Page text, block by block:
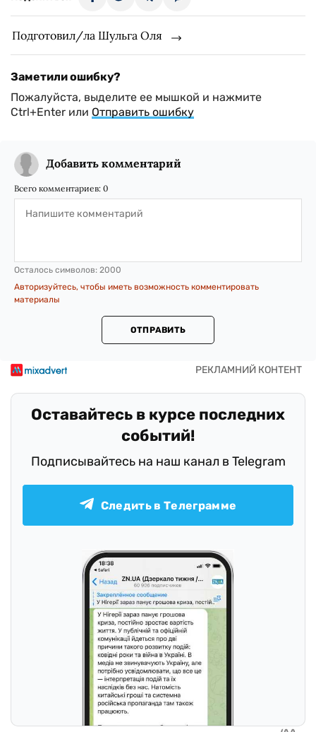
Подготовил/ла Шульга Оля
Заметили ошибку?
Пожалуйста, выделите ее мышкой и нажмите
Ctrl+Enter или Отправить ошибку
Добавить комментарий
Всего комментариев: 0
Осталось символов: 2000
Авторизуйтесь, чтобы иметь возможность комментировать
материалы
ОТПРАВИТЬ
Оставайтесь в курсе последних
событий!
Подписывайтесь на наш канал в Telegram
Следить в Телеграмме